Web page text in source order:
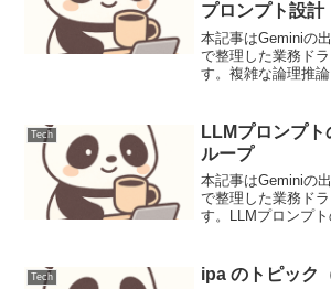
プロンプト設計
本記事はGeminiの
で整理した業務ド
す。複雑な論理推論
な契約条項やビジ
ェック。複数の条
Tech
LLMプロンプ
ループ
本記事はGeminiの
で整理した業務ド
す。LLMプロンプト
プロンプトを作成
Tech ipa のトピック